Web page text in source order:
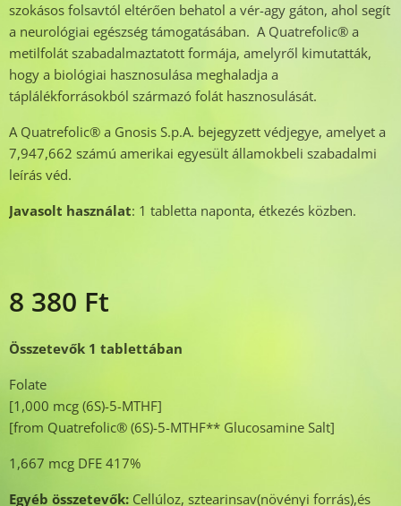
szokásos folsavtól eltérően behatol a vér-agy gáton, ahol segít
a neurológiai egészség támogatásában. A Quatrefolic® a
metilfolát szabadalmaztatott formája, amelyről kimutatták,
hogy a biológiai hasznosulása meghaladja a
táplálékforrásokból származó folát hasznosulását.
A Quatrefolic® a Gnosis S.p.A. bejegyzett védjegye, amelyet a
7,947,662 számú amerikai egyesült államokbeli szabadalmi
leírás véd.
Javasolt használat: 1 tabletta naponta, étkezés közben.
8 380 Ft
Összetevők 1 tablettában
Folate
[1,000 mcg (6S)-5-MTHF]
[from Quatrefolic® (6S)-5-MTHF** Glucosamine Salt]
1,667 mcg DFE 417%
Egyéb összetevők: Cellúloz, sztearinsav(növényi forrás),és